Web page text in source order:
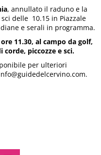
, annullato il raduno e la
delle 10.15 in Piazzale
e serali in programma.
11.30, al campo da golf,
corde, piccozze e sci.
per ulteriori